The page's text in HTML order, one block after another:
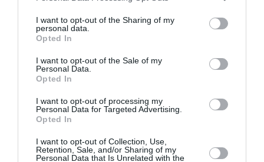
I want to opt-out of the Sharing of my
personal data.
Opted In
I want to opt-out of the Sale of my
Personal Data.
Opted In
I want to opt-out of processing my
Personal Data for Targeted Advertising.
Opted In
I want to opt-out of Collection, Use,
Retention, Sale, and/or Sharing of my
Personal Data that Is Unrelated with the
Vincenzo De Luca, în timpul discursului său la
adunarea publică a Confindustria Benevento, într-un
lung pasaj dedicat războiului din Ucraina.
Articolul anterior